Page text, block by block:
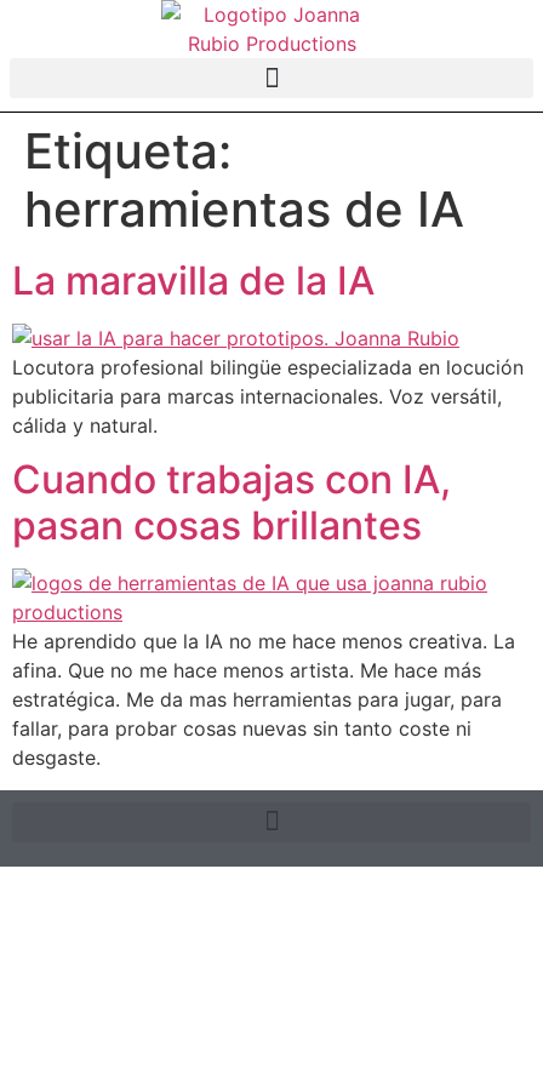
Etiqueta:
herramientas de IA
La maravilla de la IA
Locutora profesional bilingüe especializada en locución
publicitaria para marcas internacionales. Voz versátil,
cálida y natural.
Cuando trabajas con IA,
pasan cosas brillantes
He aprendido que la IA no me hace menos creativa. La
afina. Que no me hace menos artista. Me hace más
estratégica. Me da mas herramientas para jugar, para
fallar, para probar cosas nuevas sin tanto coste ni
desgaste.